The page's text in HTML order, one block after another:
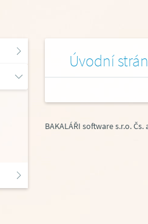
Úvodní
BAKALÁŘI software s.r.o.Čs.